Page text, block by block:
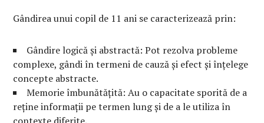
Gândirea unui copil de 11 ani se caracterizează prin:
Gândire logică și abstractă: Pot rezolva probleme
complexe, gândi în termeni de cauză și efect și înțelege
concepte abstracte.
Memorie îmbunătățită: Au o capacitate sporită de a
reține informații pe termen lung și de a le utiliza în